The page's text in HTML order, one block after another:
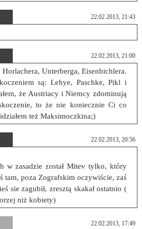
22.02.2013, 21:43
22.02.2013, 21:00
Unterberga, Eisenbichlera.
są: Lehye, Paschke, Pikl i
że Austriacy i Niemcy zdominują
to że nie koniecznie Ci co
też Maksimoczkina;)
22.02.2013, 20:56
w zasadzie został Mitev tylko, który
tam, poza Zografskim oczywiście, zaś
sie zagubił, zresztą skakał ostatnio (
niż kobiety)
22.02.2013, 17:49